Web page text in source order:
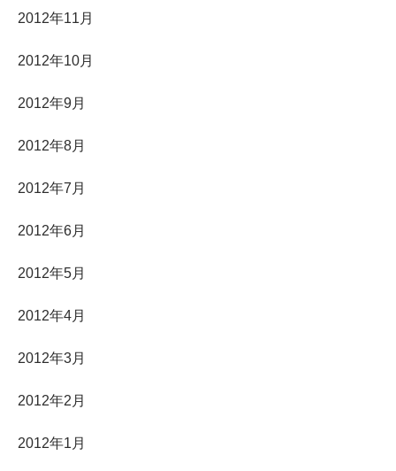
2012年11月
2012年10月
2012年9月
2012年8月
2012年7月
2012年6月
2012年5月
2012年4月
2012年3月
2012年2月
2012年1月